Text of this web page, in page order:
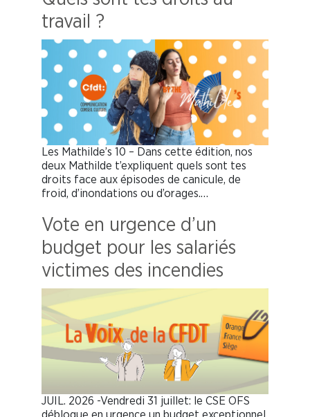
travail ?
Les Mathilde’s 10 – Dans cette édition, nos
deux Mathilde t’expliquent quels sont tes
droits face aux épisodes de canicule, de
froid, d’inondations ou d’orages.…
Vote en urgence d’un
budget pour les salariés
victimes des incendies
JUIL. 2026 -Vendredi 31 juillet: le CSE OFS
débloque en urgence un budget exceptionnel